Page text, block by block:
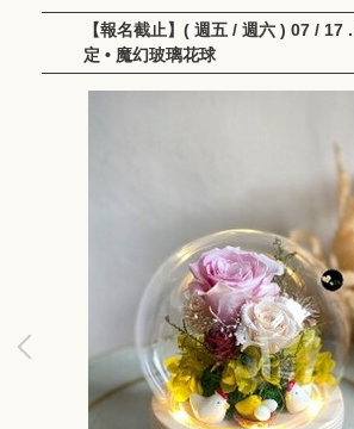
【報名截止】( 週五 / 週六 ) 07 /
定 • 魔幻玻璃花球